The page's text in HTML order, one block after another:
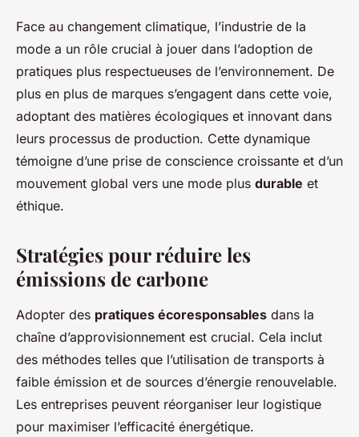
Face au changement climatique, l’industrie de la
mode a un rôle crucial à jouer dans l’adoption de
pratiques plus respectueuses de l’environnement. De
plus en plus de marques s’engagent dans cette voie,
adoptant des matières écologiques et innovant dans
leurs processus de production. Cette dynamique
témoigne d’une prise de conscience croissante et d’un
mouvement global vers une mode plus durable et
éthique.
Stratégies pour réduire les
émissions de carbone
Adopter des pratiques écoresponsables dans la
chaîne d’approvisionnement est crucial. Cela inclut
des méthodes telles que l’utilisation de transports à
faible émission et de sources d’énergie renouvelable.
Les entreprises peuvent réorganiser leur logistique
pour maximiser l’efficacité énergétique.